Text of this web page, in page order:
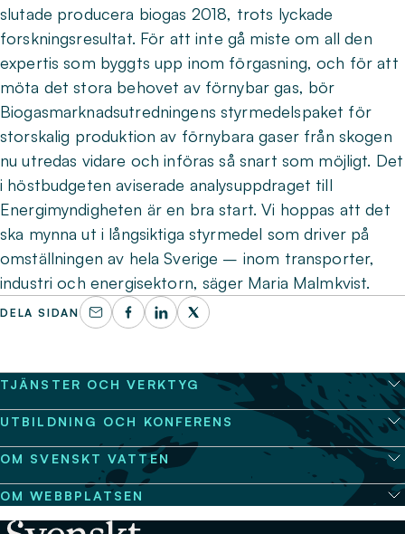
slutade producera biogas 2018, trots lyckade
forskningsresultat. För att inte gå miste om all den
expertis som byggts upp inom förgasning, och för att
möta det stora behovet av förnybar gas, bör
Biogasmarknadsutredningens styrmedelspaket för
storskalig produktion av förnybara gaser från skogen
nu utredas vidare och införas så snart som möjligt. Det
i höstbudgeten aviserade analysuppdraget till
Energimyndigheten är en bra start. Vi hoppas att det
ska mynna ut i långsiktiga styrmedel som driver på
omställningen av hela Sverige – inom transporter,
industri och energisektorn, säger Maria Malmkvist.
DELA SIDAN
TJÄNSTER OCH VERKTYG
UTBILDNING OCH KONFERENS
OM SVENSKT VATTEN
OM WEBBPLATSEN